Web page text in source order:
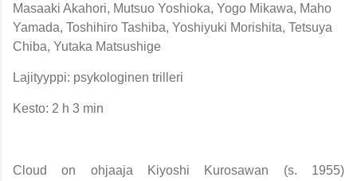
Masaaki Akahori, Mutsuo Yoshioka, Yogo Mikawa, Maho
Yamada, Toshihiro Tashiba, Yoshiyuki Morishita, Tetsuya
Chiba, Yutaka Matsushige
Lajityyppi: psykologinen trilleri
Kesto: 2 h 3 min
Cloud on ohjaaja Kiyoshi Kurosawan (s. 1955)